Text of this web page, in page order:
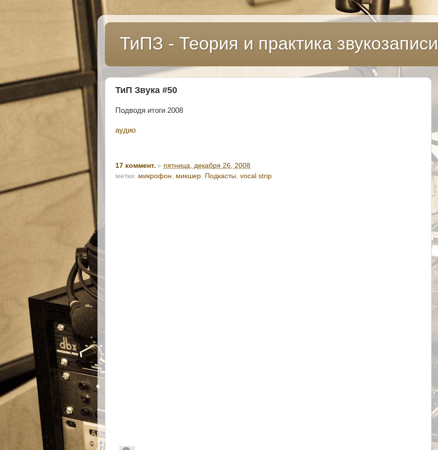
ТиПЗ - Теория и практика звукозаписи
ТиП Звука #50
Подводя итоги 2008
аудио
17 коммент. ▹ пятница, декабря 26, 2008
метки: микрофон микшер Подкасты vocal strip